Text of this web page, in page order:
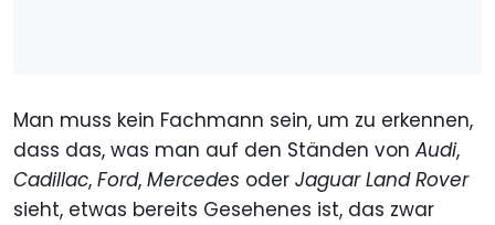
Man muss kein Fachmann sein, um zu erkennen,
dass das, was man auf den Ständen von Audi,
Cadillac, Ford, Mercedes oder Jaguar Land Rover
sieht, etwas bereits Gesehenes ist, das zwar